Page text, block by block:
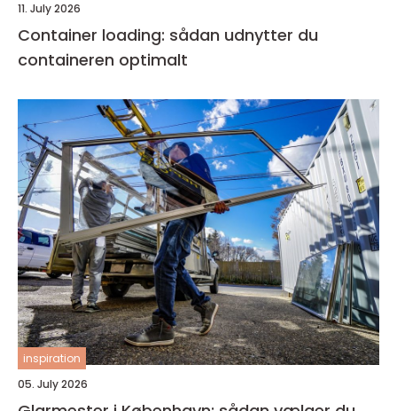
11. July 2026
Container loading: sådan udnytter du
containeren optimalt
inspiration
05. July 2026